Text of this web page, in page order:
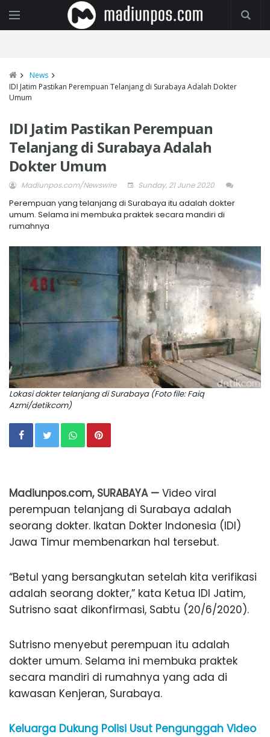
News
IDI Jatim Pastikan Perempuan Telanjang di Surabaya Adalah Dokter
Umum
IDI Jatim Pastikan Perempuan
Telanjang di Surabaya Adalah
Dokter Umum
Madiunpos.com/Newswire Sunday, 21 June 2020
Perempuan yang telanjang di Surabaya itu adalah dokter
umum. Selama ini membuka praktek secara mandiri di
rumahnya
Lokasi dokter telanjang di Surabaya (Foto file: Faiq
Azmi/detikcom)
Madiunpos.com, SURABAYA — Video viral
perempuan telanjang di Surabaya adalah
seorang dokter. Ikatan Dokter Indonesia (IDI)
Jawa Timur membenarkan hal tersebut.
“Betul yang bersangkutan setelah kita verifikasi
adalah seorang dokter,” kata Ketua IDI Jatim,
Sutrisno saat dikonfirmasi, Sabtu (20/6/2020).
Sutrisno menyebut perempuan itu adalah
dokter umum. Selama ini membuka praktek
secara mandiri di rumahnya yang ada di
kawasan Kenjeran, Surabaya.
Keluarga Dukung Polisi Usut Pengunggah Video